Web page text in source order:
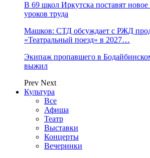
В 69 школ Иркутска поставят новое
уроков труда
Машков: СТД обсуждает с РЖД
«Театральный поезд» в 2027…
Экипаж пропавшего в
выжил
Prev Next
Культура
Все
Афиша
Театр
Выставки
Концерты
Вечеринки